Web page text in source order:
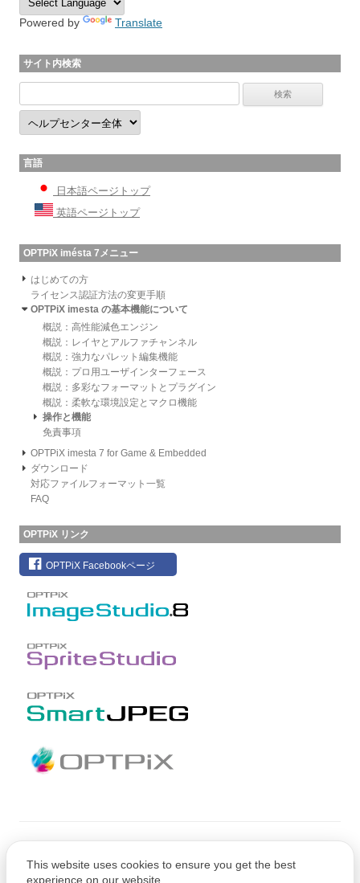
Powered by Translate
サイト内検索
言語
日本語ページトップ
英語ページトップ
OPTPiX imésta 7メニュー
はじめての方
ライセンス認証方法の変更手順
OPTPiX imesta の基本機能について
概説：高性能減色エンジン
概説：レイヤとアルファチャンネル
概説：強力なパレット編集機能
概説：プロ用ユーザインターフェース
概説：多彩なフォーマットとプラグイン
概説：柔軟な環境設定とマクロ機能
操作と機能
免責事項
OPTPiX imesta 7 for Game & Embedded
ダウンロード
対応ファイルフォーマット一覧
FAQ
OPTPiX リンク
OPTPiX Facebookページ
Copyright © 1991-2021 Web Technology Corp.
This website uses cookies to ensure you get the best
experience on our website.